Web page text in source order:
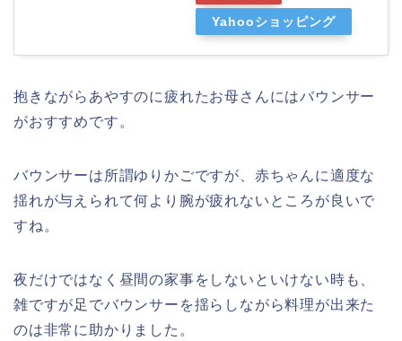
Yahooショッピング
抱きながらあやすのに疲れたお母さんにはバウンサー
がおすすめです。
バウンサーは所謂ゆりかごですが、赤ちゃんに適度な
揺れが与えられて何より腕が疲れないところが良いで
すね。
夜だけではなく昼間の家事をしないといけない時も、
雑ですが足でバウンサーを揺らしながら料理が出来た
のは非常に助かりました。